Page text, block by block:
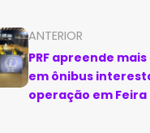
ANTERIOR
PRF apreende
em ônibus
operação em